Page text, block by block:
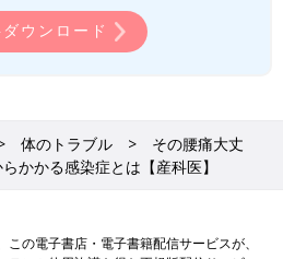
ウンロード
体のトラブル
その腰痛大丈
かかる感染症とは【産科医】
この電子書店・電子書籍配信サービスが、